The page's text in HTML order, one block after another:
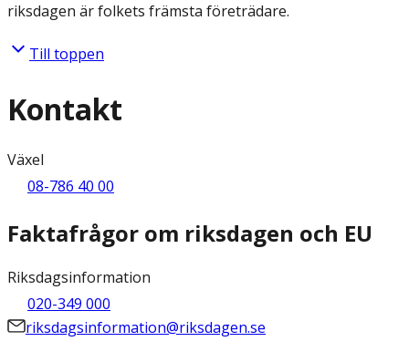
riksdagen är folkets främsta företrädare.
Till toppen
Kontakt
Växel
08-786 40 00
Faktafrågor om riksdagen och EU
Riksdagsinformation
020-349 000
riksdagsinformation@riksdagen.se